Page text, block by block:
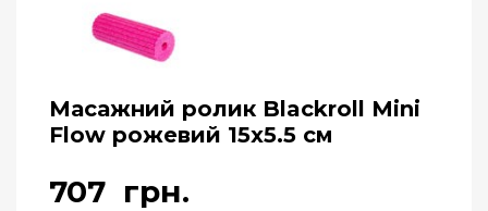
Масажний ролик Blackroll Mini
Flow рожевий 15х5.5 см
707 грн.